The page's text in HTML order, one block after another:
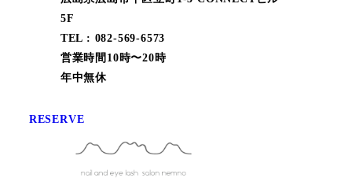
5F
TEL : 082-569-6573
営業時間10時〜20時
年中無休
RESERVE